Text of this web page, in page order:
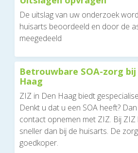
De uitslag van uw onderzoek
huisarts beoordeeld en door de
meegedeeld
Betrouwbare SOA-zorg bij
Haag
ZIZ in Den Haag biedt
Denkt u dat u een SOA heeft?
contact opnemen met ZIZ. Bij ZIZ
sneller dan bij de huisarts. De
goedkoper.